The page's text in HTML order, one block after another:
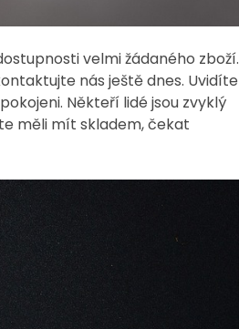
velmi žádaného zboží.
nás ještě dnes. Uvidíte
Někteří lidé jsou zvyklý
měli mít skladem, čekat